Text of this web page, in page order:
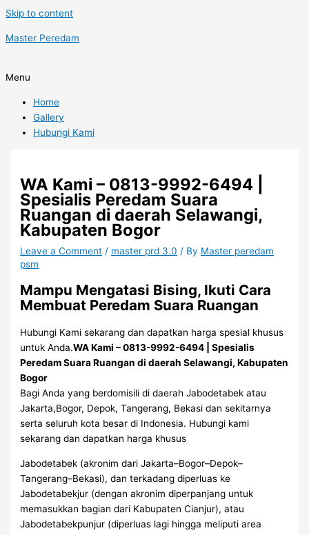
Skip to content
Master Peredam
Menu
Home
Gallery
Hubungi Kami
WA Kami – 0813-9992-6494 |
Spesialis Peredam Suara
Ruangan di daerah Selawangi,
Kabupaten Bogor
Leave a Comment / master prd 3.0 / By Master peredam
psm
Mampu Mengatasi Bising, Ikuti Cara
Membuat Peredam Suara Ruangan
Hubungi Kami sekarang dan dapatkan harga spesial khusus
untuk Anda.WA Kami – 0813-9992-6494 | Spesialis
Peredam Suara Ruangan di daerah Selawangi, Kabupaten
Bogor
Bagi Anda yang berdomisili di daerah Jabodetabek atau
Jakarta,Bogor, Depok, Tangerang, Bekasi dan sekitarnya
serta seluruh kota besar di Indonesia. Hubungi kami
sekarang dan dapatkan harga khusus
Jabodetabek (akronim dari Jakarta–Bogor–Depok–
Tangerang–Bekasi), dan terkadang diperluas ke
Jabodetabekjur (dengan akronim diperpanjang untuk
memasukkan bagian dari Kabupaten Cianjur), atau
Jabodetabekpunjur (diperluas lagi hingga meliputi area